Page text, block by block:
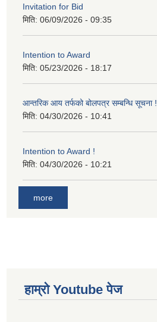
Invitation for Bid
मिति: 06/09/2026 - 09:35
Intention to Award
मिति: 05/23/2026 - 18:17
आन्तरिक आय तर्फको बोलपत्र सम्बन्धि सूचना !
मिति: 04/30/2026 - 10:41
Intention to Award !
मिति: 04/30/2026 - 10:21
more
हाम्राे Youtube पेज